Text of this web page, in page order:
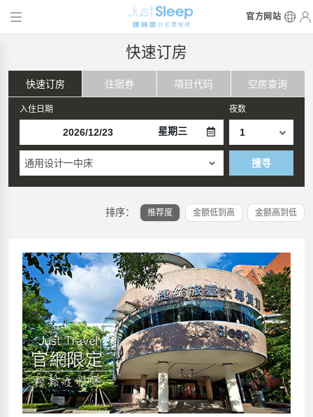
官方网站
快速订房
快速订房 住宿券 項目代码 空房查询
入住日期
星期三
夜数
通用设计一中床 搜寻
排序： 推荐度 金额低到高 金额高到低